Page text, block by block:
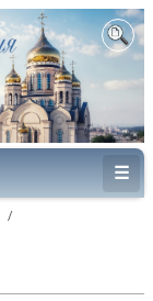
/